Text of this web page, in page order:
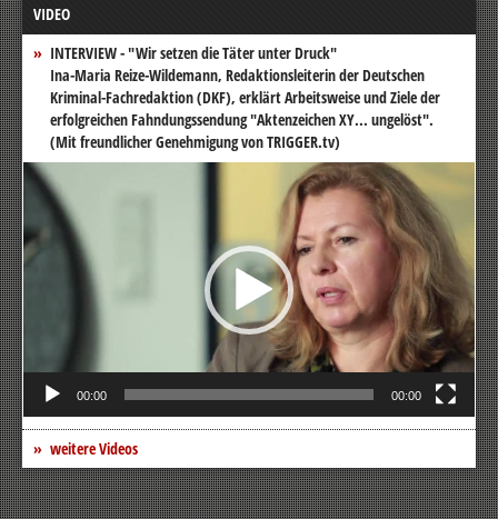
VIDEO
INTERVIEW - "Wir setzen die Täter unter Druck"
Ina-Maria Reize-Wildemann, Redaktionsleiterin der Deutschen
Kriminal-Fachredaktion (DKF), erklärt Arbeitsweise und Ziele der
erfolgreichen Fahndungssendung "Aktenzeichen XY... ungelöst".
(Mit freundlicher Genehmigung von TRIGGER.tv)
Video-
Player
00:00 00:00
weitere Videos